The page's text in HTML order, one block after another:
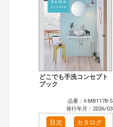
どこでも手洗コンセプト
ブック
品番：ﾖ-MB117B-5
発行年月：2026/03
目次 カタログ